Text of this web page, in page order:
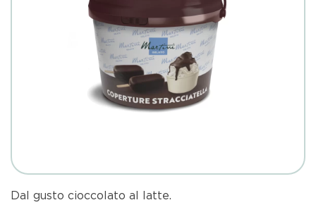
Dal gusto cioccolato al latte.